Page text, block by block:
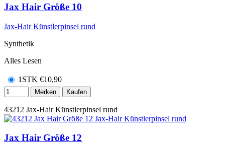
Jax Hair Größe 10
Jax-Hair Künstlerpinsel rund
Synthetik
Alles Lesen
1STK €10,90
Merken Kaufen
43212 Jax-Hair Künstlerpinsel rund
Jax Hair Größe 12